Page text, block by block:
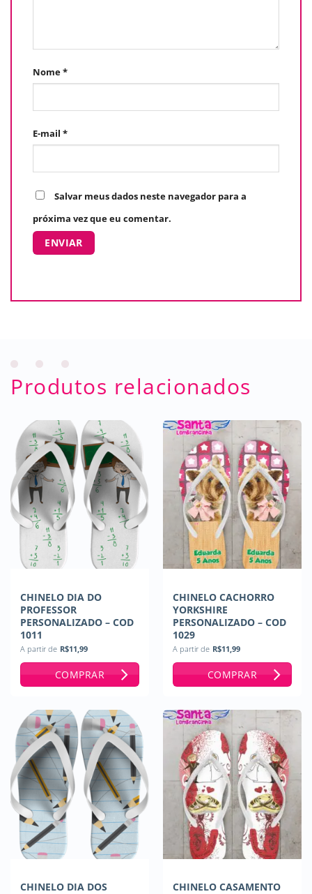
Nome*
E-mail *
Salvar meus dados neste navegador para a
próxima vez que eu comentar.
Produtos relacionados
CHINELO DIA DO
PROFESSOR
PERSONALIZADO – COD
1011
A partir de R$11,99
COMPRAR
CHINELO CACHORRO
YORKSHIRE
PERSONALIZADO – COD
1029
A partir de R$11,99
COMPRAR
CHINELO DIA DOS
CHINELO CASAMENTO